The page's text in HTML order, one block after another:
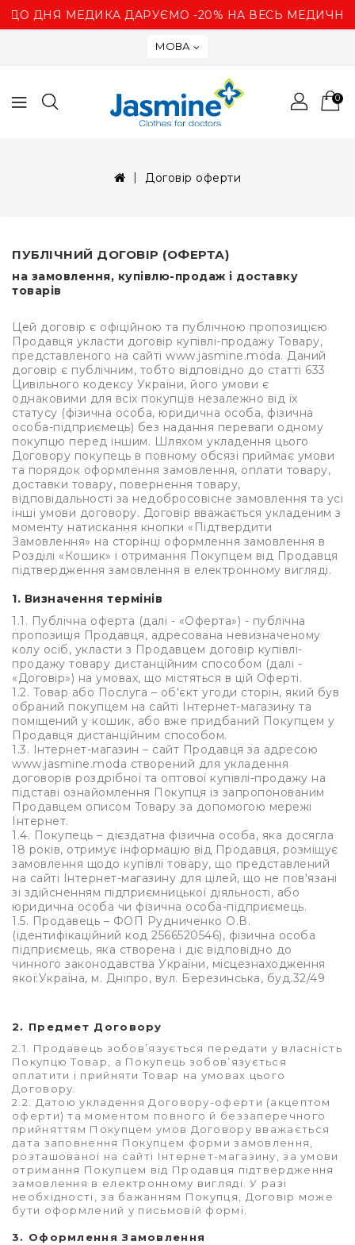
ДНЯ МЕДИКА ДАРУЄМО -20% НА ВЕСЬ
МОВА
0
Договір оферти
ПУБЛІЧНИЙ ДОГОВІР (ОФЕРТА)
на замовлення, купівлю-продаж і доставку
товарів
Цей договір є офіційною та публічною пропозицією
Продавця укласти договір купівлі-продажу Товару,
представленого на сайті www.jasmine.moda. Даний
договір є публічним, тобто відповідно до статті 633
Цивільного кодексу України, його умови є
однаковими для всіх покупців незалежно від їх
статусу (фізична особа, юридична особа, фізична
особа-підприємець) без надання переваги одному
покупцю перед іншим. Шляхом укладення цього
Договору покупець в повному обсязі приймає умови
та порядок оформлення замовлення, оплати товару,
доставки товару, повернення товару,
відповідальності за недобросовісне замовлення та усі
інші умови договору. Договір вважається укладеним з
моменту натискання кнопки «Підтвердити
Замовлення» на сторінці оформлення замовлення в
Розділі «Кошик» і отримання Покупцем від Продавця
підтвердження замовлення в електронному вигляді.
1. Визначення термінів
1.1. Публічна оферта (далі - «Оферта») - публічна
пропозиція Продавця, адресована невизначеному
колу осіб, укласти з Продавцем договір купівлі-
продажу товару дистанційним способом (далі -
«Договір») на умовах, що містяться в цій Оферті.
1.2. Товар або Послуга – об'єкт угоди сторін, який був
обраний покупцем на сайті Інтернет-магазину та
поміщений у кошик, або вже придбаний Покупцем у
Продавця дистанційним способом.
1.3. Інтернет-магазин – сайт Продавця за адресою
www.jasmine.moda створений для укладення
договорів роздрібної та оптової купівлі-продажу на
підставі ознайомлення Покупця із запропонованим
Продавцем описом Товару за допомогою мережі
Інтернет.
1.4. Покупець – дієздатна фізична особа, яка досягла
18 років, отримує інформацію від Продавця, розміщує
замовлення щодо купівлі товару, що представлений
на сайті Інтернет-магазину для цілей, що не пов'язані
зі здійсненням підприємницької діяльності, або
юридична особа чи фізична особа-підприємець.
1.5. Продавець – ФОП Рудниченко О.В.
(ідентифікаційний код 2566520546), фізична особа
підприємець, яка створена і діє відповідно до
чинного законодавства України, місцезнаходження
якої:Україна, м. Дніпро, вул. Березинська, буд.32/49
2. Предмет Договору
2.1. Продавець зобов’язується передати у власність
Покупцю Товар, а Покупець зобов’язується
оплатити і прийняти Товар на умовах цього
Договору.
2.2. Датою укладення Договору-оферти (акцептом
оферти) та моментом повного й беззаперечного
прийняттям Покупцем умов Договору вважається
дата заповнення Покупцем форми замовлення,
розташованої на сайті Інтернет-магазину, за умови
отримання Покупцем від Продавця підтвердження
замовлення в електронному вигляді. У разі
необхідності, за бажанням Покупця, Договір може
бути оформлений у письмовій формі.
3. Оформлення Замовлення